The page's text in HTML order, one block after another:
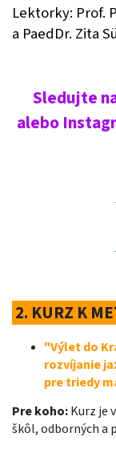
Lektorky: Prof.
a PaedDr. Zita
Sledujte
alebo
2. KURZ K
"Výlet do
rozvíjanie
pre triedy
Pre koho:Kurz je
škôl,odborných a